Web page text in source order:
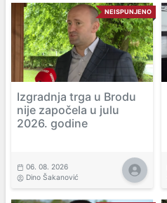
NEISPUNJENO
Izgradnja trga u Brodu
nije započela u julu
2026. godine
06. 08. 2026
Dino Šakanović